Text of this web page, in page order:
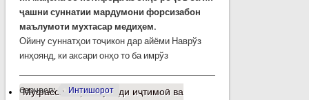
ҷашни суннатии мардумони форсизабон
маълумоти мухтасар медиҳем.
Ойину суннатҳои тоҷикон дар айёми Наврўз
инҳоянд, ки аксари онҳо то ба имрўз
барчасп: Интишорот
Муфассалтаро Бунёди иҷтимоӣ ва